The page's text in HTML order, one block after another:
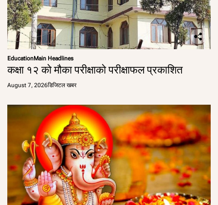
EducationMain Headlines
कक्षा १२ को मौका परीक्षाको परीक्षाफल प्रकाशित
August 7, 2026डिजिटल खबर